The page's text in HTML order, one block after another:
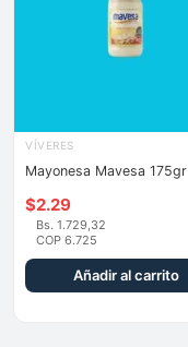
VÍVERES
Mayonesa Mavesa 175gr
$2.29
Bs. 1.729,32
COP 6.725
Añadir al carrito